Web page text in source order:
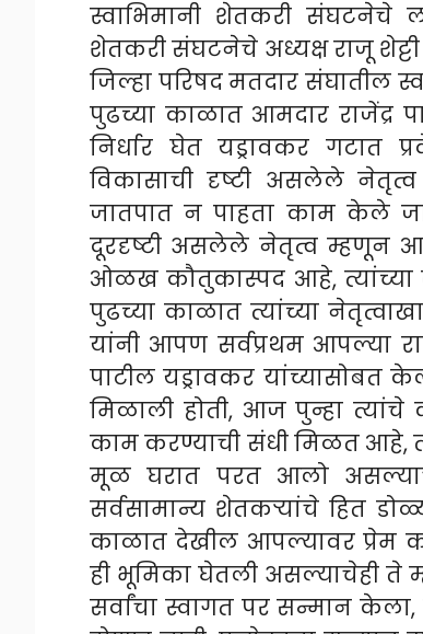
स्वाभिमानी शेतकरी संघटनेचे
शेतकरी संघटनेचे अध्यक्ष राजू
जिल्हा परिषद मतदार संघातील
पुढच्या काळात आमदार राजेंद्र
निर्धार घेत यड्रावकर गटात
विकासाची दृष्टी असलेले
जातपात न पाहता काम केले
दूरदृष्टी असलेले नेतृत्व म्हणून
ओळख कौतुकास्पद आहे, त्यांच्या
पुढच्या काळात त्यांच्या
यांनी आपण सर्वप्रथम आपल्या
पाटील यड्रावकर यांच्यासोबत
मिळाली होती, आज पुन्हा त्यांचे
काम करण्याची संधी मिळत
मूळ घरात परत आलो
सर्वसामान्य शेतकऱ्यांचे हित
काळात देखील आपल्यावर प्रेम
ही भूमिका घेतली असल्याचेही ते
सर्वांचा स्वागत पर सन्मान